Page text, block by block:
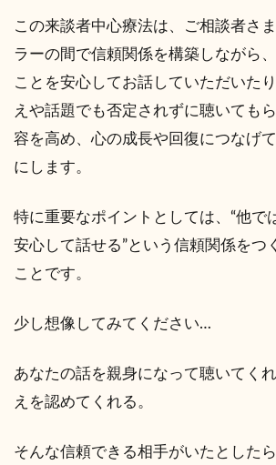
この来談者中心療法は、ご相談者さ
ラーの間で信頼関係を構築しながら
ことを安心してお話していただいた
えや話題でも否定されずに聴いても
容を高め、心の成長や回復につなげ
にします。
特に重要なポイントとしては、“他で
安心して話せる”という信頼関係をつ
ことです。
少し想像してみてください…
あなたの話を親身になって聴いてく
えを認めてくれる。
そんな信頼できる相手がいたとした